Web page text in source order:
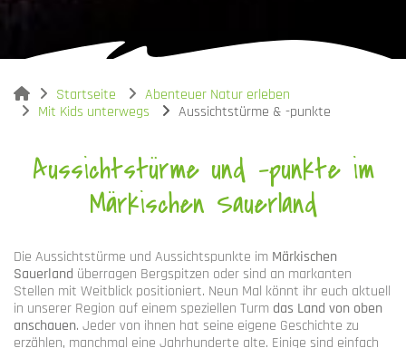
You are here:
Startseite
Abenteuer Natur erleben
Mit Kids unterwegs
Aussichtstürme & -punkte
Aussichtstürme und -punkte im
Märkischen Sauerland
Die Aussichtstürme und Aussichtspunkte im Märkischen
Sauerland überragen Bergspitzen oder sind an markanten
Stellen mit Weitblick positioniert. Neun Mal könnt ihr euch aktuell
in unserer Region auf einem speziellen Turm das Land von oben
anschauen. Jeder von ihnen hat seine eigene Geschichte zu
erzählen, manchmal eine Jahrhunderte alte. Einige sind einfach